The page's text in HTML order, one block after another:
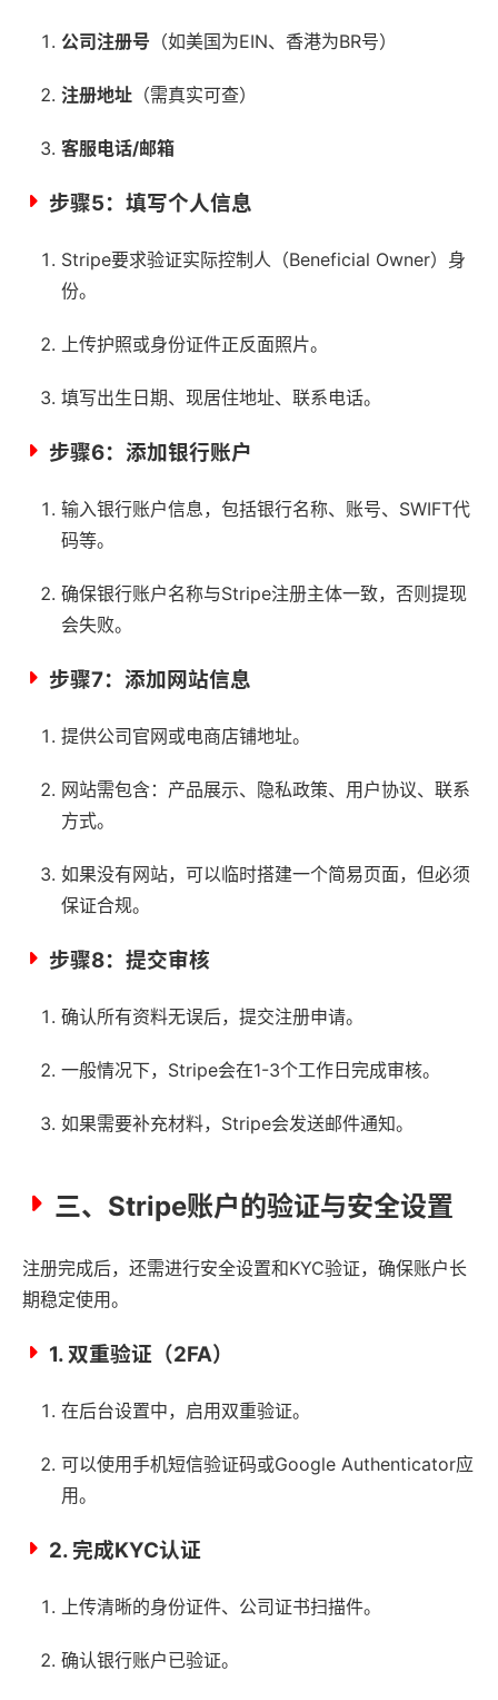
公司注册号 （如美国为EIN、香港为BR号）
注册地址 （需真实可查）
客服电话/邮箱
步骤5：填写个人信息
Stripe要求验证实际控制人（Beneficial Owner）身
份。
上传护照或身份证件正反面照片。
填写出生日期、现居住地址、联系电话。
步骤6：添加银行账户
输入银行账户信息，包括银行名称、账号、SWIFT代
码等。
确保银行账户名称与Stripe注册主体一致，否则提现
会失败。
步骤7：添加网站信息
提供公司官网或电商店铺地址。
网站需包含：产品展示、隐私政策、用户协议、联系
方式。
如果没有网站，可以临时搭建一个简易页面，但必须
保证合规。
步骤8：提交审核
确认所有资料无误后，提交注册申请。
一般情况下，Stripe会在1-3个工作日完成审核。
如果需要补充材料，Stripe会发送邮件通知。
三、Stripe账户的验证与安全设置
注册完成后，还需进行安全设置和KYC验证，确保账户长
期稳定使用。
1. 双重验证（2FA）
在后台设置中，启用双重验证。
可以使用手机短信验证码或Google Authenticator应
用。
2. 完成KYC认证
上传清晰的身份证件、公司证书扫描件。
确认银行账户已验证。